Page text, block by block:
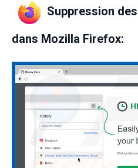
Suppression
dans Mozilla Firefox: